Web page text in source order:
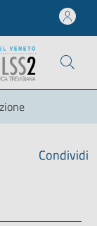
Condividi